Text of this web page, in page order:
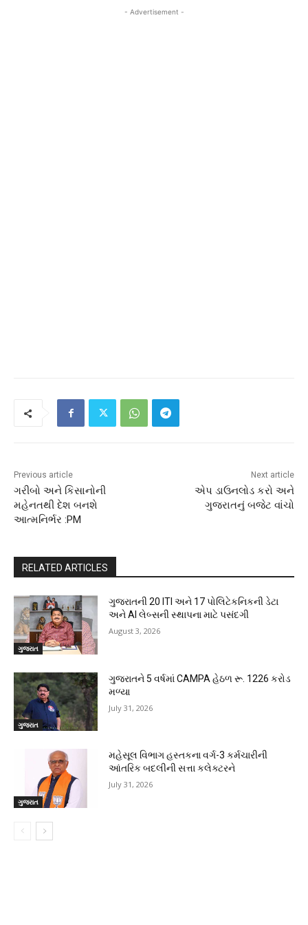
- Advertisement -
Previous article
ગરીબો અને કિસાનોની
મહેનતથી દેશ બનશે
આત્મનિર્ભર :PM
Next article
એપ ડાઉનલોડ કરો અને
ગુજરાતનું બજેટ વાંચો
RELATED ARTICLES
ગુજરાત
ગુજરાતની 20 ITI અને 17 પોલિટેકનિકની ડેટા
અને AI લેબ્સની સ્થાપના માટે પસંદગી
August 3, 2026
ગુજરાત
ગુજરાતને 5 વર્ષમાં CAMPA હેઠળ રૂ. 1226 કરોડ
મળ્યા
July 31, 2026
ગુજરાત
મહેસૂલ વિભાગ હસ્તકના વર્ગ-3 કર્મચારીની
આંતરિક બદલીની સત્તા કલેક્ટરને
July 31, 2026